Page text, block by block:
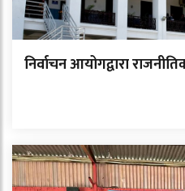
निर्वाचन आयोगद्वारा